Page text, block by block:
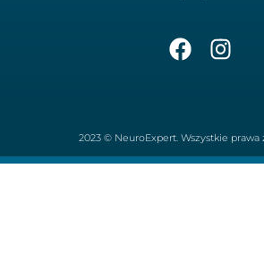
2023 © NeuroExpert. Wszystkie prawa